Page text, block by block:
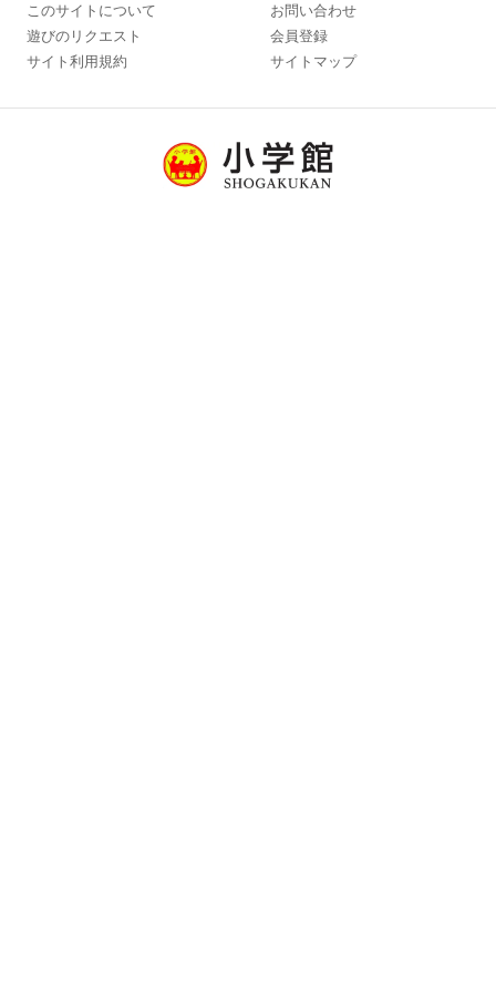
このサイトについて
お問い合わせ
遊びのリクエスト
会員登録
サイト利用規約
サイトマップ